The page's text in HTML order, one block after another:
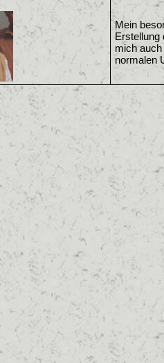
Mein
Erstellung
mich
normalen